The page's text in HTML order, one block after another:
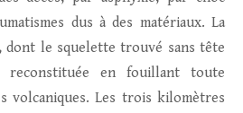
dus à des matériaux. La
dont le squelette trouvé sans tête
reconstituée en fouillant toute
volcaniques. Les trois kilomètres